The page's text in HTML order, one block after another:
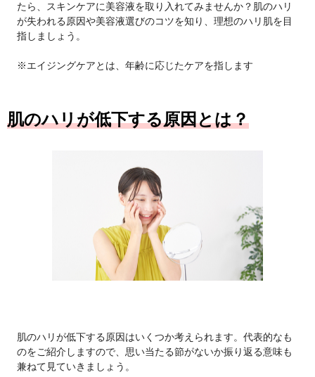
たら、スキンケアに美容液を取り入れてみませんか？肌のハリ
が失われる原因や美容液選びのコツを知り、理想のハリ肌を目
指しましょう。
※エイジングケアとは、年齢に応じたケアを指します
肌のハリが低下する原因とは？
肌のハリが低下する原因はいくつか考えられます。代表的なも
のをご紹介しますので、思い当たる節がないか振り返る意味も
兼ねて見ていきましょう。